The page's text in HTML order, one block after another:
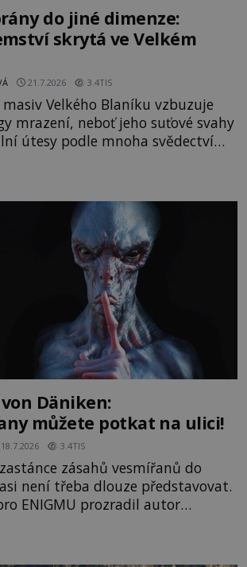
do jiné dimenze:
skrytá ve Velkém
21.7.2026 3.4TIS
Velkého Blaníku vzbuzuje
mrazení, neboť jeho suťové svahy
útesy podle mnoha svědectví
zóny, kde selhává lidské
anomálie hory
indicie, které propojují
kulty, keltské svatyně a zprávy
Däniken:
můžete potkat na ulici!
18.7.2026 3.4TIS
zásahů vesmířanů do
není třeba dlouze představovat.
ENIGMU prozradil autor
švýcarský badatel
1